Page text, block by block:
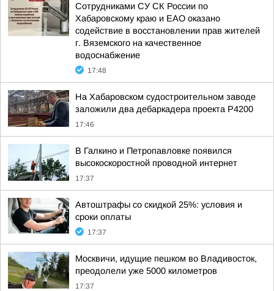
Сотрудниками СУ СК России по
Хабаровскому краю и ЕАО оказано
содействие в восстановлении прав жителей
г. Вяземского на качественное
водоснабжение
17:48
На Хабаровском судостроительном заводе
заложили два дебаркадера проекта Р4200
17:46
В Галкино и Петропавловке появился
высокоскоростной проводной интернет
17:37
Автоштрафы со скидкой 25%: условия и
сроки оплаты
17:37
Москвичи, идущие пешком во Владивосток,
преодолели уже 5000 километров
17:37